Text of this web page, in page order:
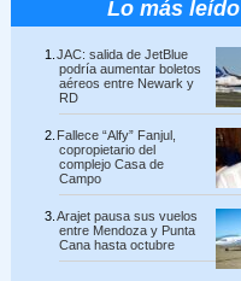
Lo más leído
JAC: salida de JetBlue
podría aumentar boletos
aéreos entre Newark y
RD
Fallece “Alfy” Fanjul,
copropietario del
complejo Casa de
Campo
Arajet pausa sus vuelos
entre Mendoza y Punta
Cana hasta octubre